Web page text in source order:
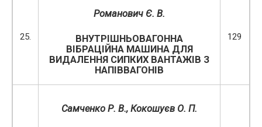
25.
Романович Є. В.
ВНУТРІШНЬОВАГОННА
ВІБРАЦІЙНА МАШИНА ДЛЯ
ВИДАЛЕННЯ СИПКИХ ВАНТАЖІВ З
НАПІВВАГОНІВ
129
Самченко Р. В., Кокошуєв О. П.